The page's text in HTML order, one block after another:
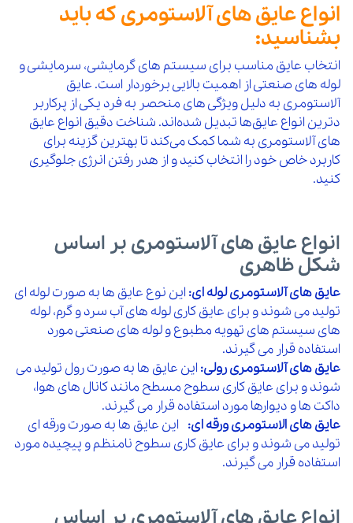
انواع عایق های آلاستومری که باید
بشناسید:
انتخاب عایق مناسب برای سیستم‌ های گرمایشی، سرمایشی و
لوله‌ های صنعتی از اهمیت بالایی برخوردار است. عایق‌
آلاستومری به دلیل ویژگی‌ های منحصر به فرد یکی از پرکاربر
دترین انواع عایق‌ها تبدیل شده‌اند. شناخت دقیق انواع عایق‌
های آلاستومری به شما کمک می‌کند تا بهترین گزینه برای
کاربرد خاص خود را انتخاب کنید و از هدر رفتن انرژی جلوگیری
کنید.
انواع عایق های آلاستومری بر اساس
شکل ظاهری
عایق های آلاستومری لوله ای:این نوع عایق ها به صورت لوله ای
تولید می شوند و برای عایق کاری لوله های آب سرد و گرم، لوله
های سیستم های تهویه مطبوع و لوله های صنعتی مورد
استفاده قرار می گیرند.
عایق های آلاستومری رولی:این عایق ها به صورت رول تولید می
شوند و برای عایق کاری سطوح مسطح مانند کانال های هوا،
داکت ها و دیوارها مورد استفاده قرار می گیرند.
عایق های الاستومری ورقه ای:این عایق ها به صورت ورقه ای
تولید می شوند و برای عایق کاری سطوح نامنظم و پیچیده مورد
استفاده قرار می گیرند.